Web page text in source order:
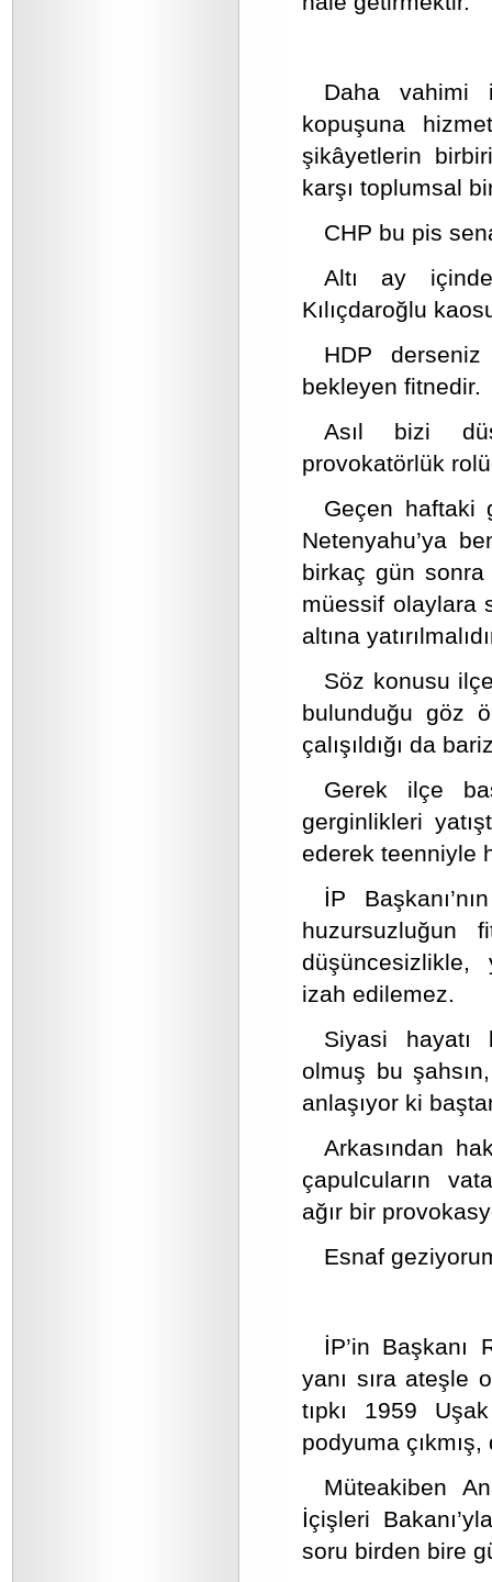
Daha vahimi
kopuşuna
şikâyetlerin
karşı toplumsal
CHP bu pis
Altı ay
Kılıçdaroğlu
HDP
bekleyen fitnedir.
Asıl bizi
provokatörlük
Geçen haftaki
Netenyahu’ya
birkaç gün sonra
müessif olaylara
altına
Söz konusu
bulunduğu göz
çalışıldığı da
Gerek ilçe
gerginlikleri
ederek teenniyle
İP
huzursuzluğun
düşüncesizlikle,
izah edilemez.
Siyasi hayatı
olmuş bu
anlaşıyor ki
Arkasından
çapulcuların
ağır bir
Esnaf
İP’in Başkanı
yanı sıra ateşle
tıpkı 1959
podyuma çıkmış,
Müteakiben
İçişleri
soru birden bire